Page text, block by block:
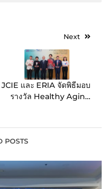
Next
JCIE และ ERIA จัดพิธีมอบ
รางวัล Healthy Aging
‘นวัตกรรมแห่งเอเชียเพื่อผู้
สูงวัยสุขภาพดี ครั้งที่ 4’ ณ
แรก เชิดชูความเป็นเลิศ
และโครงการชุมชนเพื่อ
POSTS